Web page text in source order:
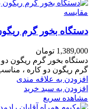
مقایسه
دستگاه بخور گرم
1,389,000 تومان
دستگاه بخور گرم ریگون
گرم ریگون دو کاره ،
افزودن به علاقه مندی
افزودن به سبد خرید
مشاهده سریع